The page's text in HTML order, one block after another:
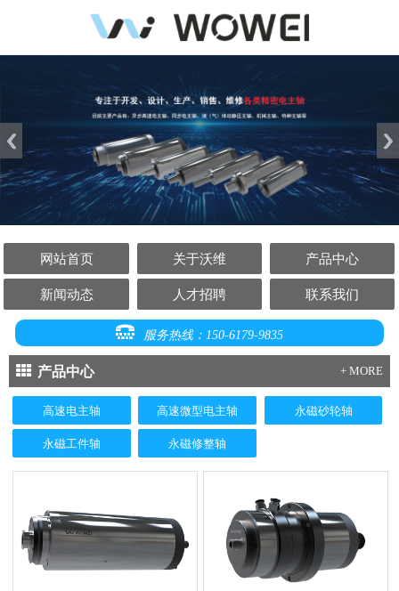
网站首页 关于沃维 产品中心
新闻动态 人才招聘 联系我们
服务热线：150-6179-9835
产品中心 + MORE
高速电主轴 高速微型电主轴 永磁砂轮轴
永磁工件轴 永磁修整轴